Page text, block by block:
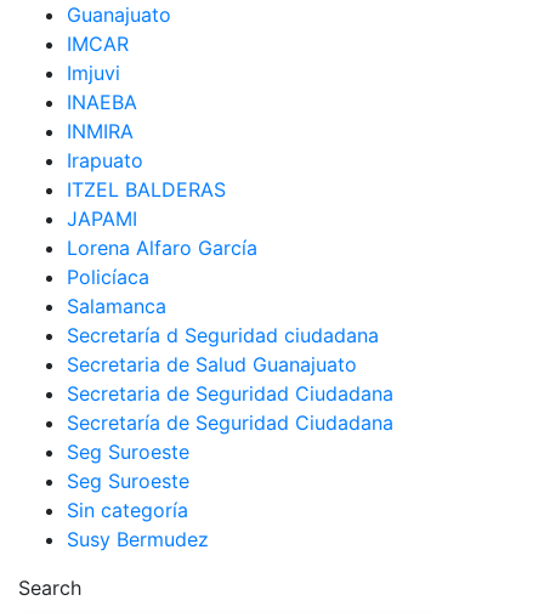
Guanajuato
IMCAR
Imjuvi
INAEBA
INMIRA
Irapuato
ITZEL BALDERAS
JAPAMI
Lorena Alfaro García
Policíaca
Salamanca
Secretaría d Seguridad ciudadana
Secretaria de Salud Guanajuato
Secretaria de Seguridad Ciudadana
Secretaría de Seguridad Ciudadana
Seg Suroeste
Seg Suroeste
Sin categoría
Susy Bermudez
Search